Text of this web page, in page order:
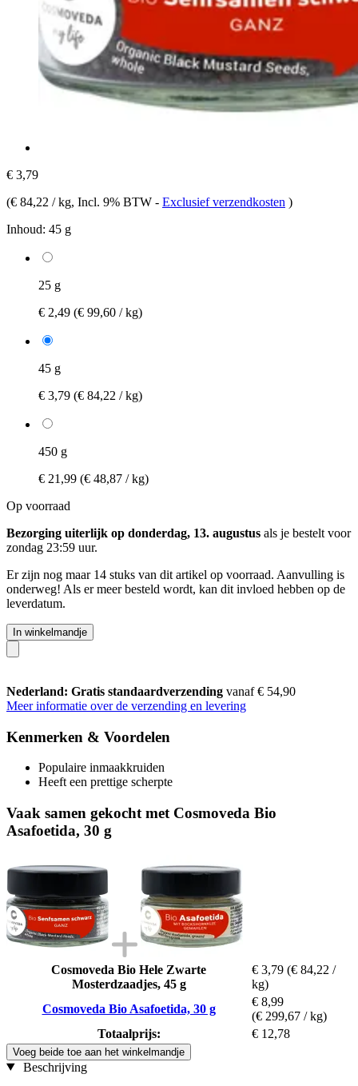
€ 3,79
(€ 84,22 / kg, Incl. 9% BTW - Exclusief verzendkosten )
Inhoud: 45 g
25 g
€ 2,49 (€ 99,60 / kg)
45 g
€ 3,79 (€ 84,22 / kg)
450 g
€ 21,99 (€ 48,87 / kg)
Op voorraad
Bezorging uiterlijk op donderdag, 13. augustus als je bestelt voor
zondag 23:59 uur.
Er zijn nog maar 14 stuks van dit artikel op voorraad. Aanvulling is
onderweg! Als er meer besteld wordt, kan dit invloed hebben op de
leverdatum.
In winkelmandje
Nederland: Gratis standaardverzending vanaf € 54,90
Meer informatie over de verzending en levering
Kenmerken & Voordelen
Populaire inmaakkruiden
Heeft een prettige scherpte
Vaak samen gekocht met Cosmoveda Bio
Asafoetida, 30 g
Cosmoveda Bio Hele Zwarte
Mosterdzaadjes, 45 g
€ 3,79 (€ 84,22 /
kg)
Cosmoveda Bio Asafoetida, 30 g
€ 8,99
(€ 299,67 / kg)
Totaalprijs:
€ 12,78
Voeg beide toe aan het winkelmandje
Beschrijving